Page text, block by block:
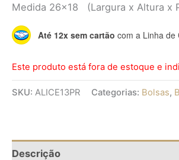
Medida 26×18 (Largura x Altura x
Até 12x sem cartão com a Linha de
Este produto está fora de estoque e
SKU: ALICE13PR Categorias: Bolsas,
Descrição